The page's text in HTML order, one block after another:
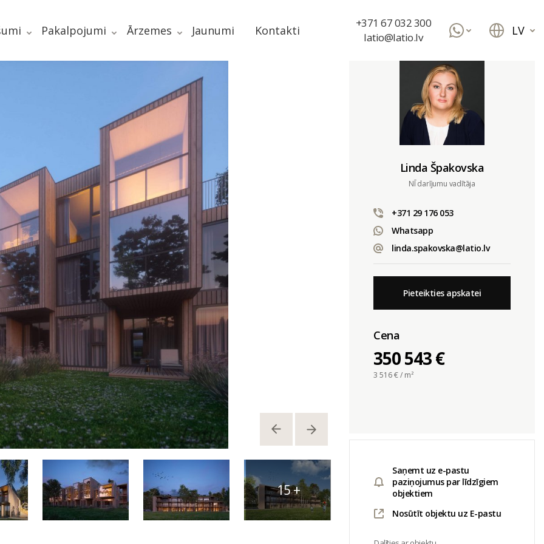
Pakalpojumi Ārzemes Jaunumi Kontakti
+371 67 032 300
latio@latio.lv
LV
15+
Linda Špakovska
NĪ darījumu vadītāja
+371 29 176 053
Whatsapp
linda.spakovska@latio.lv
Pieteikties apskatei
Cena
350 543 €
3 516€ / m²
Saņemt uz e-pastu
paziņojumus par līdzīgiem
objektiem
Nosūtīt objektu uz E-pastu